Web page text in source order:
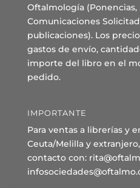
Oftalmología (Ponencias,
Comunicaciones
publicaciones). Los
gastos de envío,
importe del libro en el
pedido.
IMPORTANTE
Para ventas a librerías y
Ceuta/Melilla y
contacto con: